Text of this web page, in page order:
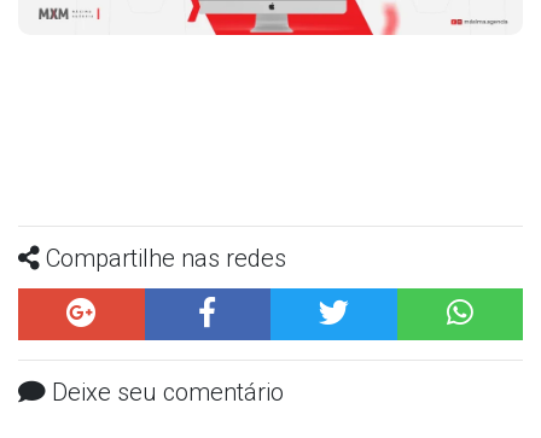
Compartilhe nas redes
Deixe seu comentário